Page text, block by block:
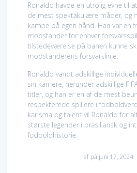
Ronaldo havde en utrolig evne til
de mest spektakulære måder, og
kampe på egen hånd. Han var en
modstander for enhver
tilstedeværelse på banen kunne
modstanderens forsvarslinje.
Ronaldo vandt adskillige
sin karriere, herunder adskillige
titler, og han er en af de mest
respekterede spillere i
karisma og talent vil Ronaldo for
største legender i brasiliansk og
fodboldhistorie.
af på juni 17, 2024